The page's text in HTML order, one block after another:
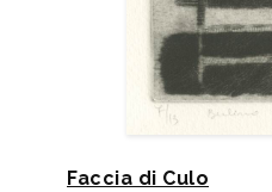
Faccia di Culo